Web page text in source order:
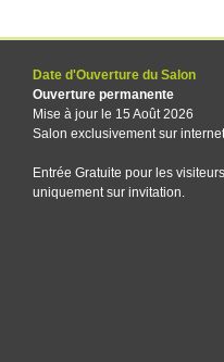
Date d'Ouverture du Salon
Ouverture permanente
Mise à jour le 15 Août 2026
Salon exclusivement sur internet
Entrée Gratuite pour les visiteurs
uniquement sur invitation.